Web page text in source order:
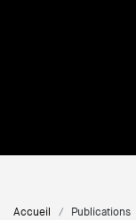
Accueil Publications